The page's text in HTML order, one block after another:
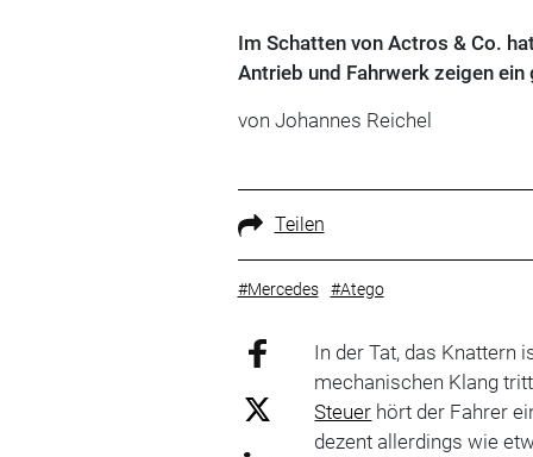
Im Schatten von Actros & Co.
Antrieb und Fahrwerk zeigen ein
von Johannes Reichel
Teilen
#Mercedes #Atego
In der Tat, das Knattern
mechanischen Klang
Steuer hört der Fahrer
dezent allerdings wie